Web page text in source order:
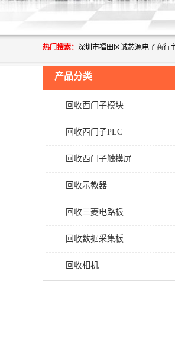
热门搜索：
产品分类
回收西门子模块
回收西门子PLC
回收西门子触摸屏
回收示教器
回收三菱电路板
回收数据采集板
回收相机